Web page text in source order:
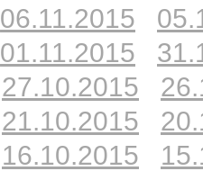
06.11.2015
01.11.2015
27.10.2015
21.10.2015
16.10.2015